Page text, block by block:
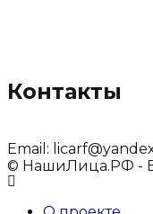
Контакты
Email:
© НашиЛица.РФ -